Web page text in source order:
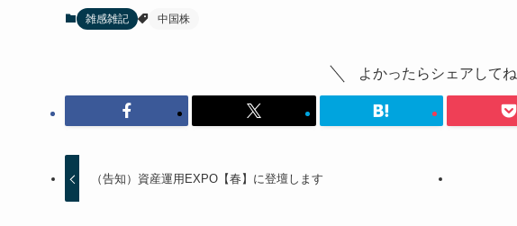
雑感雑記 中国株
よかったらシェアしてね
（告知）資産運用EXPO【春】に登壇します